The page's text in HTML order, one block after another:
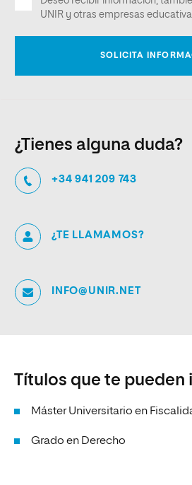
¿Tienes alguna duda?
+34 941 209 743
¿TE LLAMAMOS?
INFO@UNIR.NET
Títulos que te pueden
Máster Universitario en
Grado en Derecho